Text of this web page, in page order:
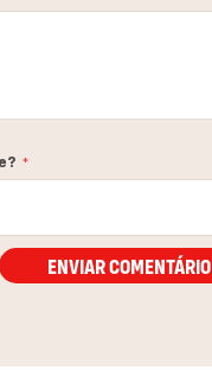
ENVIAR COMENTÁRIO